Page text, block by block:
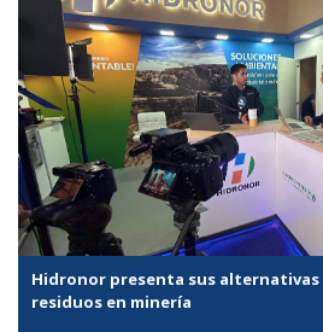
Hidronor presenta sus alternativas
residuos en minería